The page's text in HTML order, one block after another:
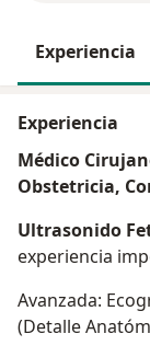
Experiencia
Experiencia
Médico
Obstetricia,
Ultrasonido
experiencia
Avanzada:
(Detalle